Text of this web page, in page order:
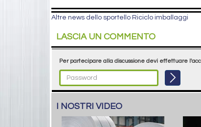
Altre news dello sportello Riciclo imballaggi
LASCIA UN COMMENTO
Per partecipare alla discussione devi effettuare
I NOSTRI VIDEO